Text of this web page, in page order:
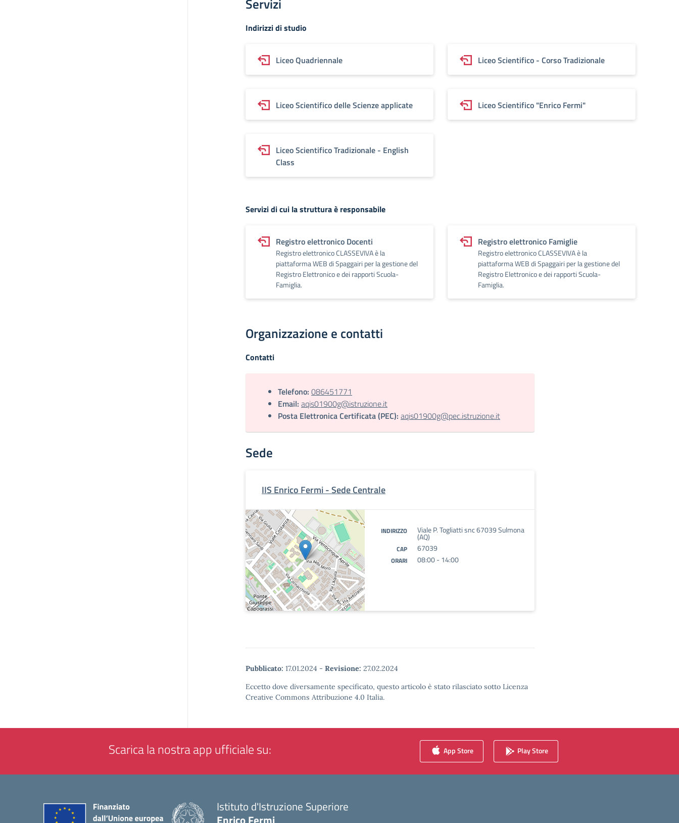
Servizi
Indirizzi di studio
Liceo Quadriennale Liceo Scientifico - Corso Tradizionale
Liceo Scientifico delle Scienze applicate Liceo Scientifico "Enrico Fermi"
Liceo Scientifico Tradizionale - English
Class
Servizi di cui la struttura è responsabile
Registro elettronico Docenti
Registro elettronico CLASSEVIVA è la
piattaforma WEB di Spaggairi per la gestione del
Registro Elettronico e dei rapporti Scuola-
Famiglia.
Registro elettronico Famiglie
Registro elettronico CLASSEVIVA è la
piattaforma WEB di Spaggairi per la gestione del
Registro Elettronico e dei rapporti Scuola-
Famiglia.
Organizzazione e contatti
Contatti
Telefono: 086451771
Email: aqis01900g@istruzione.it
Posta Elettronica Certificata (PEC): aqis01900g@pec.istruzione.it
Sede
IIS Enrico Fermi - Sede Centrale
INDIRIZZO Viale P. Togliatti snc 67039 Sulmona
(AQ)
CAP 67039
ORARI 08:00 - 14:00
Pubblicato: 17.01.2024 - Revisione: 27.02.2024
Eccetto dove diversamente specificato, questo articolo è stato rilasciato sotto Licenza
Creative Commons Attribuzione 4.0 Italia.
Scarica la nostra app ufficiale su: App Store Play Store
Istituto d'Istruzione Superiore